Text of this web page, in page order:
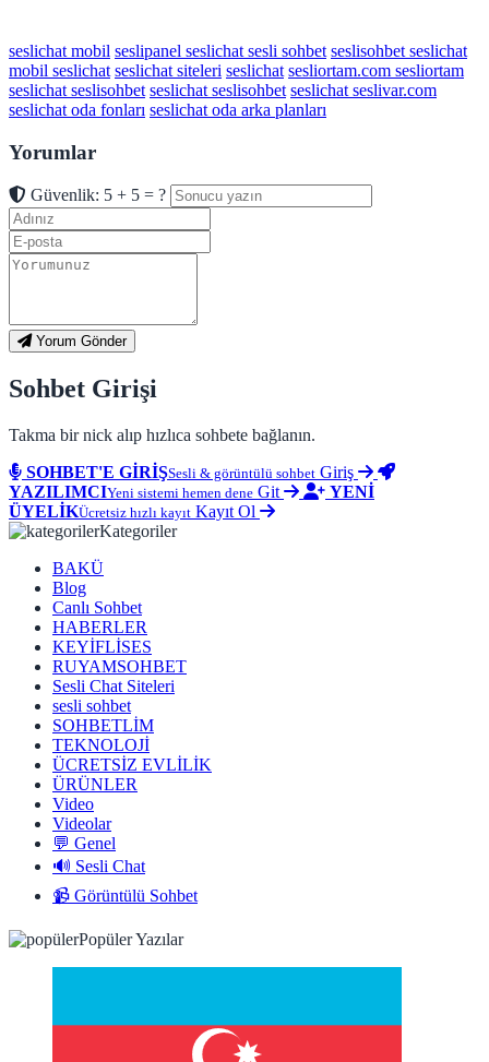
seslichat mobil seslipanel seslichat sesli sohbet seslisohbet seslichat
mobil seslichat seslichat siteleri seslichat sesliortam.com sesliortam
seslichat seslisohbet seslichat seslisohbet seslichat seslivar.com
seslichat oda fonları seslichat oda arka planları
Yorumlar
Güvenlik: 5 + 5 = ?
Yorum Gönder
Sohbet Girişi
Takma bir nick alıp hızlıca sohbete bağlanın.
SOHBET'E GİRİŞSesli & görüntülü sohbet Giriş
YAZILIMCIYeni sistemi hemen dene Git
YENİ
ÜYELİKÜcretsiz hızlı kayıt Kayıt Ol
Kategoriler
BAKÜ
Blog
Canlı Sohbet
HABERLER
KEYİFLİSES
RUYAMSOHBET
Sesli Chat Siteleri
sesli sohbet
SOHBETLİM
TEKNOLOJİ
ÜCRETSİZ EVLİLİK
ÜRÜNLER
Video
Videolar
💬 Genel
🔊 Sesli Chat
📹 Görüntülü Sohbet
Popüler Yazılar